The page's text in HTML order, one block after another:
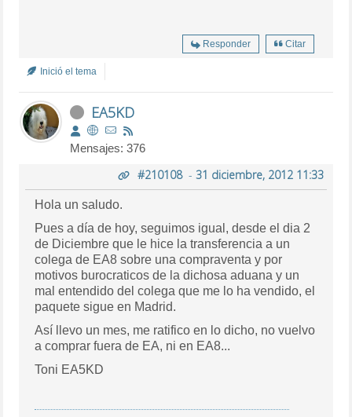
Responder Citar
Inició el tema
EA5KD
Mensajes: 376
#210108- 31 diciembre, 2012 11:33
Hola un saludo.
Pues a día de hoy, seguimos igual, desde el dia 2
de Diciembre que le hice la transferencia a un
colega de EA8 sobre una compraventa y por
motivos burocraticos de la dichosa aduana y un
mal entendido del colega que me lo ha vendido, el
paquete sigue en Madrid.
Así llevo un mes, me ratifico en lo dicho, no vuelvo
a comprar fuera de EA, ni en EA8...
Toni EA5KD